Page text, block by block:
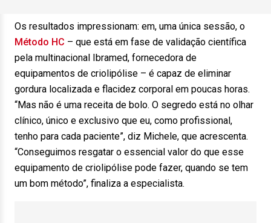
Os resultados impressionam: em, uma única sessão, o
Método HC – que está em fase de validação científica
pela multinacional Ibramed, fornecedora de
equipamentos de criolipólise – é capaz de eliminar
gordura localizada e flacidez corporal em poucas horas.
“Mas não é uma receita de bolo. O segredo está no olhar
clínico, único e exclusivo que eu, como profissional,
tenho para cada paciente”, diz Michele, que acrescenta.
“Conseguimos resgatar o essencial valor do que esse
equipamento de criolipólise pode fazer, quando se tem
um bom método”, finaliza a especialista.